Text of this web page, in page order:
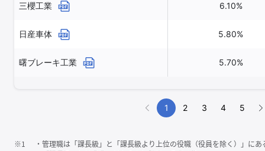
三櫻工業 6.10%
日産車体 5.80%
曙ブレーキ工業 5.70%
1 2 3 4 5
※1
・管理職は「課⻑級」と「課⻑級より上位の役職（役員を除く）」に